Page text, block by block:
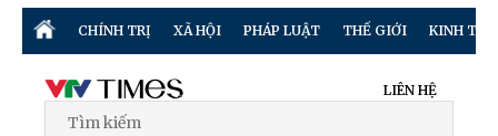
CHÍNH TRỊ XÃ HỘI PHÁP LUẬT THẾ GIỚI KINH TẾ
LIÊN HỆ